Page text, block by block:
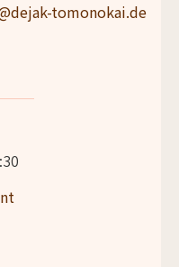
tomonokai.de